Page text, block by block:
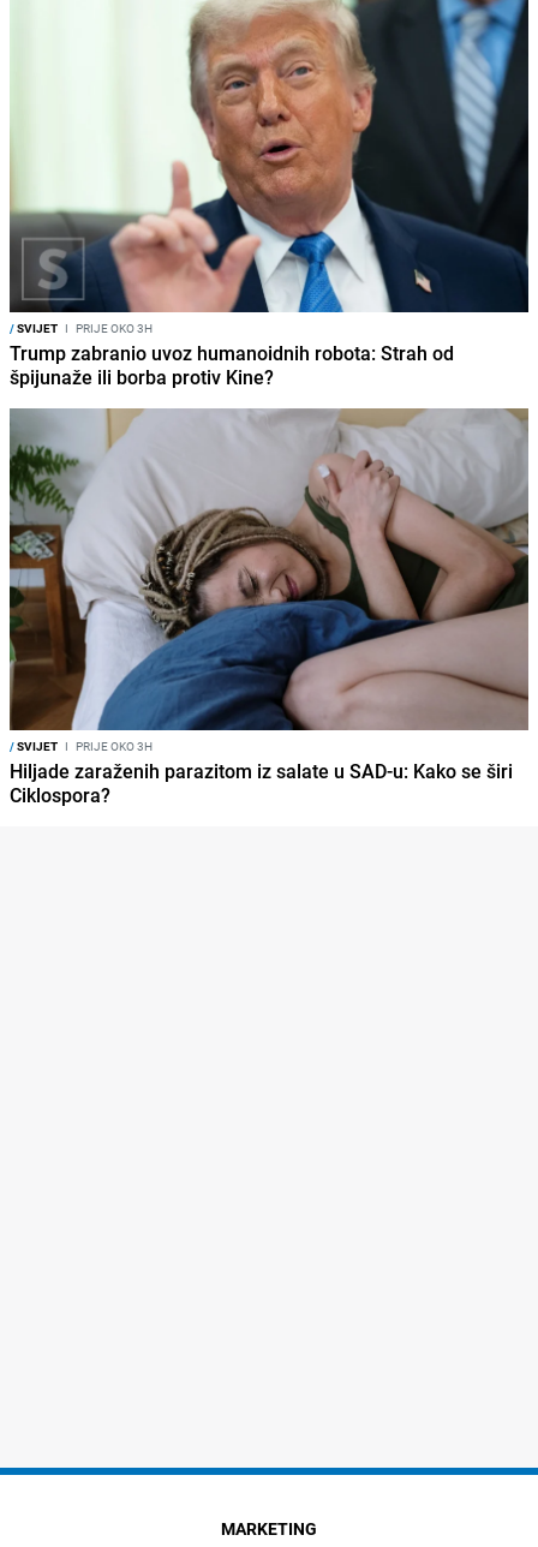
/SVIJET I PRIJE OKO 3H
Trump zabranio uvoz humanoidnih robota: Strah od
špijunaže ili borba protiv Kine?
/SVIJET I PRIJE OKO 3H
Hiljade zaraženih parazitom iz salate u SAD-u: Kako se širi
Ciklospora?
MARKETING